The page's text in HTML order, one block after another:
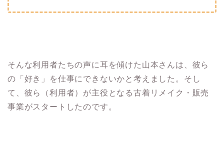
そんな利用者たちの声に耳を傾けた山本さんは、彼ら
の「好き」を仕事にできないかと考えました。そし
て、彼ら（利用者）が主役となる古着リメイク・販売
事業がスタートしたのです。